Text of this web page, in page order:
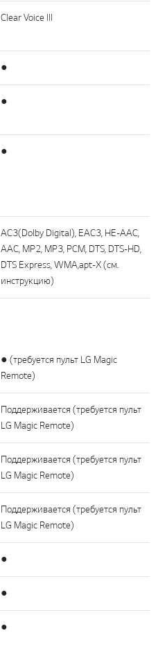
Clear Voice III
●
●
●
AC3(Dolby Digital), EAC3, HE-AAC,
AAC, MP2, MP3, PCM, DTS, DTS-HD,
DTS Express, WMA,apt-X (см.
инструкцию)
● (требуется пульт LG Magic
Remote)
Поддерживается (требуется пульт
LG Magic Remote)
Поддерживается (требуется пульт
LG Magic Remote)
Поддерживается (требуется пульт
LG Magic Remote)
●
●
●